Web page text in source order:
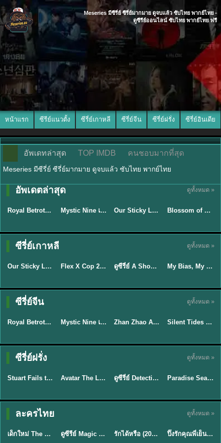
Meseries มีซีรี่ย์ ซีรี่ย์มากมาย ดูจบแล้ว ซับไทย พากย์ไทย -
ดูซีรีย์ออนไลน์ ซับไทย พากย์ไทย ฟรี
หน้าแรก ซีรีย์แนวตั้ง ซีรี่ย์เกาหลี ซีรี่ย์จีน ซีรี่ย์ฝรั่ง ซีรี่ย์อินเดีย
อัพเดทล่าสุด TOP IMDB คนชอบมากที่สุด
Meseries มีซีรี่ย์ ซีรี่ย์มากมาย ดูจบแล้ว ซับไทย พากย์ไทย
อัพเดตล่าสุด ดูทั้งหมด »
★9
ซับไทย
Royal Betrothal (2026) สัญญาวิวาห์แห่งราชวงศ์ พากย์ไทย ซับไทย EP1-32 ★9
พากย์ไทย/ซับ
Mystic Nine เก้าสกุล (2026) พากย์ไทย ซับไทย EP.1-30 ★6 Our Sticky Love รักติดหนึบ (2026) พากย์ไทย ซับไทย EP.1-12
ซับไทย
Blossom of Power (2026) บุหงาซ่อนคม พากย์ไทย ซับไทย EP1-36
ซีรี่ย์เกาหลี ดูทั้งหมด »
★6
ซับไทย
Our Sticky Love รักติดหนึบ (2026) พากย์ไทย ซับไทย EP.1-12 ★8 Flex X Cop 2 คุณชายสายสืบ ซีซั่น 2 (2026) พากย์ไทย ซับไทย EP.1-14 ★8 EP.16ดูซีรี่ย์ A Shop for Killers 2 ร้านลับนักฆ่า ซีซัน 2 (2026) ซับไทย-พากย์ไทย
ซับไทย
My Bias, My Boss เมื่อเมนฉันเป็นประธานบริษัท (2026) พากย์ไทย ซับไทย EP.1-12
ซีรี่ย์จีน ดูทั้งหมด »
★9
ซับไทย
Royal Betrothal (2026) สัญญาวิวาห์แห่งราชวงศ์ พากย์ไทย ซับไทย EP1-32 ★9 Mystic Nine เก้าสกุล (2026) พากย์ไทย ซับไทย EP.1-30 ★5 Zhan Zhao Adventures จั่นเจาตะลุยยุทธภพ (2026) พากย์ไทย ซับไทย EP.1-37 (จบ) ★9.5
พากย์ไทย
Silent Tides คลื่นลมลวง (2025) พากย์ไทย ซับไทย EP.1-31
ซีรี่ย์ฝรั่ง ดูทั้งหมด »
★9.3
พากย์ไทย
Stuart Fails to Save the Universe สจ๊วตล่มแผนกู้จักรวาล (2026) พากย์ไทย ซับไทย EP.1-10 ★7.8 EP.7Avatar The Last Airbender 2 เณรน้อยเจ้าอภินิหาร พากย์ไทย EP.9ดูซีรี่ย์ Detective Hole (2026) พากย์ไทย HD ฟรี อัปเดตล่าสุด Netflix EP.8
พากย์ไทย
Paradise Season 2 (2026) พากย์ไทย EP1-8 ดูซีรี่ย์ฝรั่ง HD ครบทุกตอน
ละครไทย ดูทั้งหมด »
★ 8 EP.6
พากย์ไทย
เด็กใหม่ The Reset 2026 EP1-6 พากย์ไทย ดูซีรี่ย์ Netflix ล่าสุด HD ดูซีรีย์ Magic Move (2026) ทำนายทายรัก Thai EP.1-10 HD รักได้หรือ (2026) YOUNG Let's Begin Again พากย์ไทย EP.1-19 ★8
พากย์ไทย
ปิ๊งรักคุณพี่เย็นชา (2026) Frozen Valentine EP.1-10 (จบ)